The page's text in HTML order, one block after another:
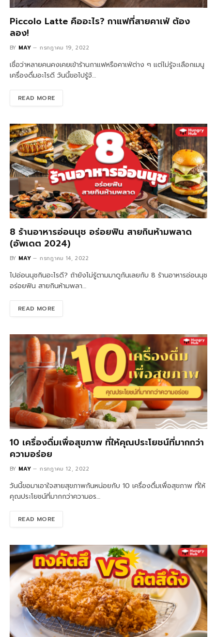
Piccolo Latte คืออะไร? กาแฟที่สายคาเฟ่ ต้อง
ลอง!
BY MAY กรกฎาคม 19, 2022
เชื่อว่าหลายคนคงเคยเข้าร้านกาแฟหรือคาเฟ่ต่าง ๆ แต่ไม่รู้จะเลือกเมนู
เครื่องดื่มอะไรดี วันนี้ขอไปรู้จั…
READ MORE
8 ร้านอาหารอ่อนนุช อร่อยฟิน สายกินห้ามพลาด
(อัพเดต 2024)
BY MAY กรกฎาคม 14, 2022
ไปอ่อนนุชกินอะไรดี? ถ้ายังไม่รู้ตามมาดูกันเลยกับ 8 ร้านอาหารอ่อนนุช
อร่อยฟิน สายกินห้ามพลา…
READ MORE
10 เครื่องดื่มเพื่อสุขภาพ ที่ให้คุณประโยชน์ที่มากกว่า
ความอร่อย
BY MAY กรกฎาคม 12, 2022
วันนี้ขอมาเอาใจสายสุขภาพกันหน่อยกับ 10 เครื่องดื่มเพื่อสุขภาพ ที่ให้
คุณประโยชน์ที่มากกว่าความอร…
READ MORE